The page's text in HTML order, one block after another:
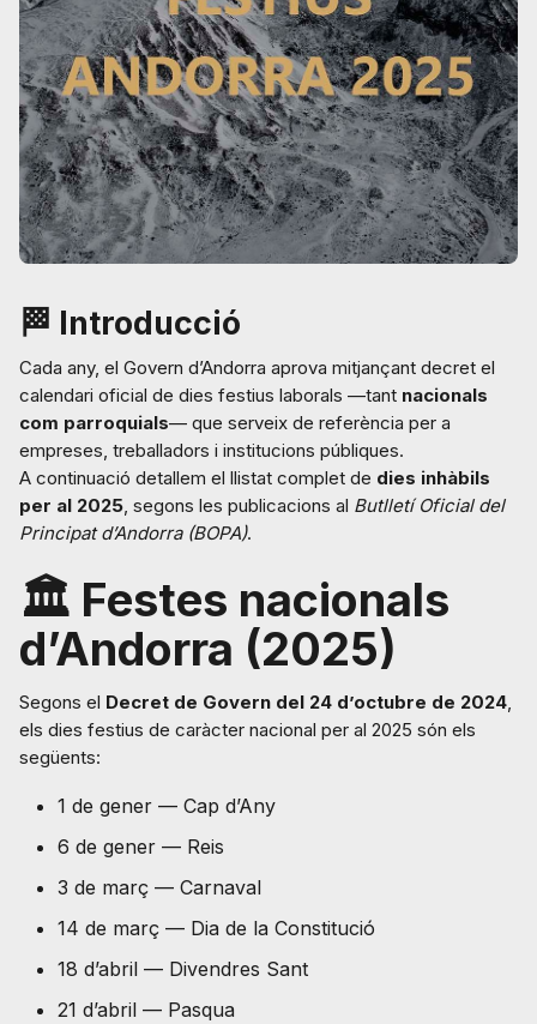
🏁 Introducció
Cada any, el Govern d’Andorra aprova mitjançant decret el
calendari oficial de dies festius laborals —tant nacionals
com parroquials— que serveix de referència per a
empreses, treballadors i institucions públiques.
A continuació detallem el llistat complet de dies inhàbils
per al 2025, segons les publicacions al Butlletí Oficial del
Principat d’Andorra (BOPA).
🏛️ Festes nacionals
d’Andorra (2025)
Segons el Decret de Govern del 24 d’octubre de 2024,
els dies festius de caràcter nacional per al 2025 són els
següents:
1 de gener — Cap d’Any
6 de gener — Reis
3 de març — Carnaval
14 de març — Dia de la Constitució
18 d’abril — Divendres Sant
21 d’abril — Pasqua